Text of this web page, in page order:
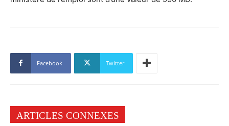
Facebook Twitter
ARTICLES CONNEXES